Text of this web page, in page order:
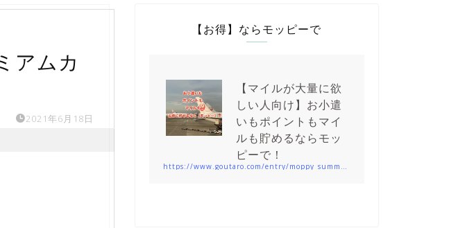
アムカ
2021年6月18日
【お得】ならモッピーで
【マイルが大量に欲
しい人向け】お小遣
いもポイントもマイ
ルも貯めるならモッ
ピーで！
https://www.goutaro.com/entry/moppy_summary201912